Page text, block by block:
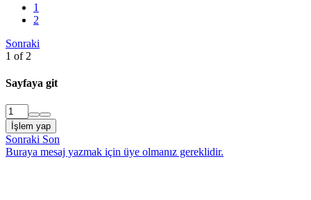
1
2
Sonraki
1 of 2
Sayfaya git
İşlem yap
Sonraki Son
Buraya mesaj yazmak için üye olmanız gereklidir.